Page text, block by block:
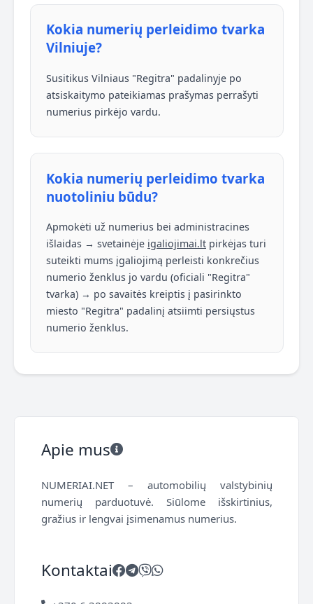
Kokia numerių perleidimo tvarka
Vilniuje?
Susitikus Vilniaus "Regitra" padalinyje po
atsiskaitymo pateikiamas prašymas perrašyti
numerius pirkėjo vardu.
Kokia numerių perleidimo tvarka
nuotoliniu būdu?
Apmokėti už numerius bei administracines
išlaidas → svetainėje igaliojimai.lt pirkėjas turi
suteikti mums įgaliojimą perleisti konkrečius
numerio ženklus jo vardu (oficiali "Regitra"
tvarka) → po savaitės kreiptis į pasirinkto
miesto "Regitra" padalinį atsiimti persiųstus
numerio ženklus.
Apie mus
NUMERIAI.NET – automobilių valstybinių
numerių parduotuvė. Siūlome išskirtinius,
gražius ir lengvai įsimenamus numerius.
Kontaktai